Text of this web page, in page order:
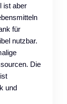
ist aber
für
nutzbar.
Die
und